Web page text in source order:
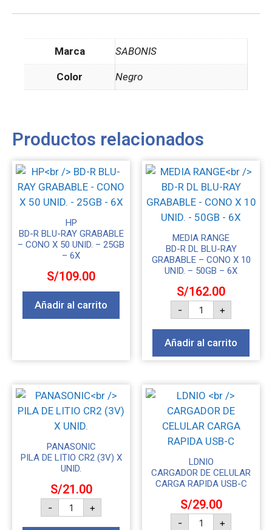
Marca SABONIS
Color Negro
Productos relacionados
HP
BD-R BLU-RAY GRABABLE
– CONO X 50 UNID. – 25GB
– 6X
S/109.00
Añadir al carrito
MEDIA RANGE
BD-R DL BLU-RAY
GRABABLE – CONO X 10
UNID. – 50GB – 6X
S/162.00
- +
Añadir al carrito
PANASONIC
PILA DE LITIO CR2 (3V) X
UNID.
S/21.00
- +
LDNIO
CARGADOR DE CELULAR
CARGA RAPIDA USB-C
S/29.00
- +